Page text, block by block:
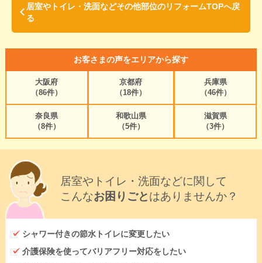
居室やトイレ・洗面などその他部位のリフォームTOPへ戻
る
お客さまの声をエリアから探す
大阪府
（86件）
京都府
（18件）
兵庫県
（46件）
奈良県
（8件）
和歌山県
（5件）
滋賀県
（3件）
居室やトイレ・洗面などに関して
こんなお困りごとはありませんか？
シャワー付きの節水トイレに変更したい
介護保険を使ってバリアフリー対応をしたい